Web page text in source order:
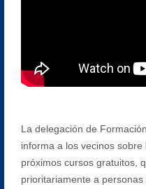
La delegación de
informa a los vecinos
próximos cursos gratuitos,
prioritariamente a